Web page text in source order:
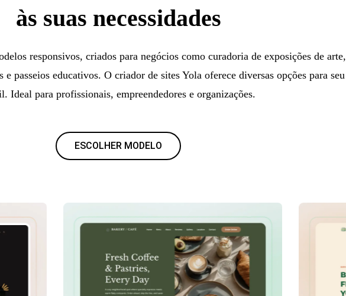
às suas necessidades
responsivos, criados para negócios como curadoria de exposições de arte,
e passeios educativos. O criador de sites Yola oferece diversas opções para seu
Ideal para profissionais, empreendedores e organizações.
ESCOLHER MODELO